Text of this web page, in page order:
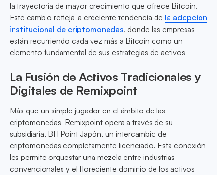
la trayectoria de mayor crecimiento que ofrece Bitcoin.
Este cambio refleja la creciente tendencia de la adopción
institucional de criptomonedas, donde las empresas
están recurriendo cada vez más a Bitcoin como un
elemento fundamental de sus estrategias de activos.
La Fusión de Activos Tradicionales y
Digitales de Remixpoint
Más que un simple jugador en el ámbito de las
criptomonedas, Remixpoint opera a través de su
subsidiaria, BITPoint Japón, un intercambio de
criptomonedas completamente licenciado. Esta conexión
les permite orquestar una mezcla entre industrias
convencionales y el floreciente dominio de los activos